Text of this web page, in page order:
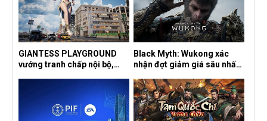
GIANTESS PLAYGROUND
vướng tranh chấp nội bộ,
ngầm chiếm đoạt doanh thu
Black Myth: Wukong xác
nhận đợt giảm giá sâu nhất
trên mọi nền tảng